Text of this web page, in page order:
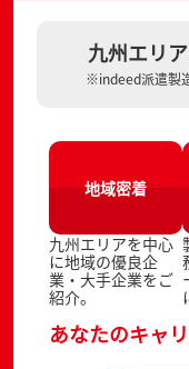
九州エリ
※indeed派遣製
地域密着
九州エリアを中心
に地域の優良企
業・大手企業をご
紹介。
あなたのキャ